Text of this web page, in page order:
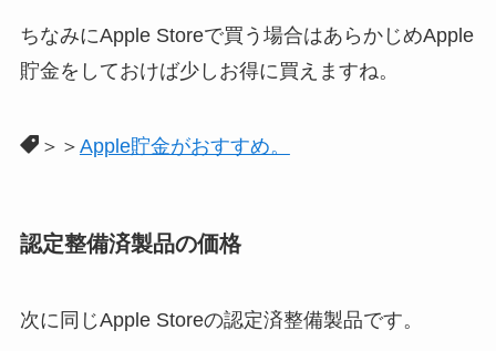
ちなみにApple Storeで買う場合はあらかじめApple
貯金をしておけば少しお得に買えますね。
＞＞ Apple貯金がおすすめ。
認定整備済製品の価格
次に同じApple Storeの認定済整備製品です。